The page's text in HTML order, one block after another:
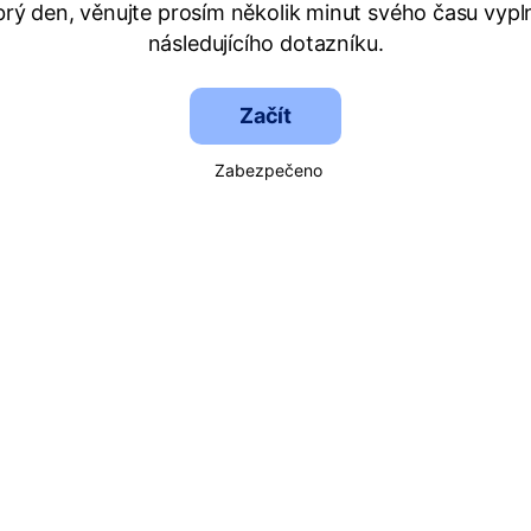
den, věnujte prosím několik minut svého času
následujícího dotazníku.
Začít
Zabezpečeno